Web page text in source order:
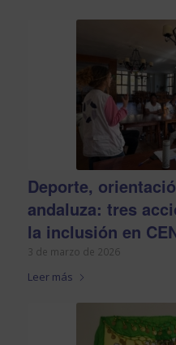
Deporte,
andaluza: tres
la inclusión en
3 de marzo de 2026
Leer más